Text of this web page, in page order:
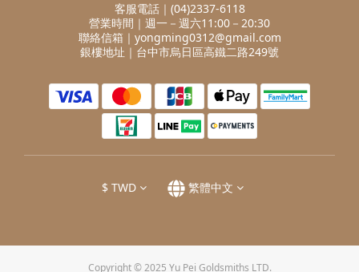
客服電話｜(04)2337-6118
營業時間｜週一－週六11:00－20:30
聯絡信箱｜yongming0312@gmail.com
銀樓地址｜台中市烏日區高鐵二路249號
$ TWD 繁體中文
Copyright © 2025 Yu Pei Goldsmiths LTD.